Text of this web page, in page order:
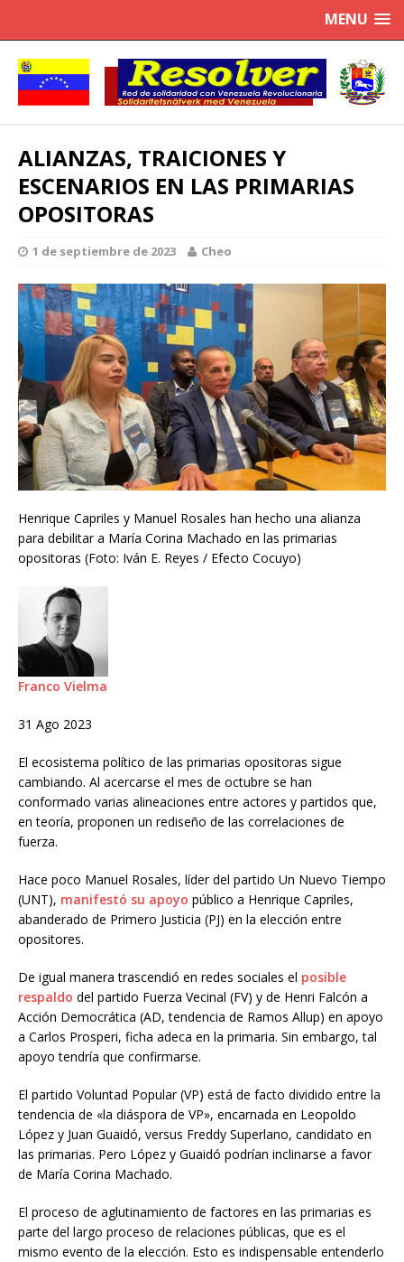
MENU
ALIANZAS, TRAICIONES Y
ESCENARIOS EN LAS PRIMARIAS
OPOSITORAS
1 de septiembre de 2023 Cheo
Henrique Capriles y Manuel Rosales han hecho una alianza
para debilitar a María Corina Machado en las primarias
opositoras (Foto: Iván E. Reyes / Efecto Cocuyo)
Franco Vielma
31 Ago 2023
El ecosistema político de las primarias opositoras sigue
cambiando. Al acercarse el mes de octubre se han
conformado varias alineaciones entre actores y partidos que,
en teoría, proponen un rediseño de las correlaciones de
fuerza.
Hace poco Manuel Rosales, líder del partido Un Nuevo Tiempo
(UNT), manifestó su apoyo público a Henrique Capriles,
abanderado de Primero Justicia (PJ) en la elección entre
opositores.
De igual manera trascendió en redes sociales el posible
respaldo del partido Fuerza Vecinal (FV) y de Henri Falcón a
Acción Democrática (AD, tendencia de Ramos Allup) en apoyo
a Carlos Prosperi, ficha adeca en la primaria. Sin embargo, tal
apoyo tendría que confirmarse.
El partido Voluntad Popular (VP) está de facto dividido entre la
tendencia de «la diáspora de VP», encarnada en Leopoldo
López y Juan Guaidó, versus Freddy Superlano, candidato en
las primarias. Pero López y Guaidó podrían inclinarse a favor
de María Corina Machado.
El proceso de aglutinamiento de factores en las primarias es
parte del largo proceso de relaciones públicas, que es el
mismo evento de la elección. Esto es indispensable entenderlo